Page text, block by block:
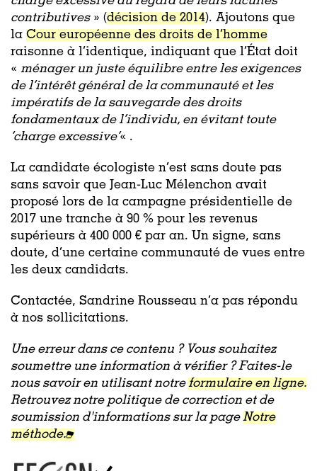
contributives» (décision de 2014). Ajoutons que
la Cour européenne des droits de l’homme
raisonne à l’identique, indiquant que l’État doit
« ménager un juste équilibre entre les exigences
de l’intérêt général de la communauté et les
impératifs de la sauvegarde des droits
fondamentaux de l’individu, en évitant toute
‘charge excessive’« .
La candidate écologiste n’est sans doute pas
sans savoir que Jean-Luc Mélenchon avait
proposé lors de la campagne présidentielle de
2017 une tranche à 90 % pour les revenus
supérieurs à 400 000 € par an. Un signe, sans
doute, d’une certaine communauté de vues entre
les deux candidats.
Contactée, Sandrine Rousseau n’a pas répondu
à nos sollicitations.
Une erreur dans ce contenu ? Vous souhaitez
soumettre une information à vérifier ? Faites-le
nous savoir en utilisant notreformulaire en ligne.
Retrouvez notre politique de correction et de
soumission d'informations sur la pageNotre
méthode.